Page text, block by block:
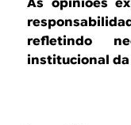
As opiniões
refletindo
institucional da